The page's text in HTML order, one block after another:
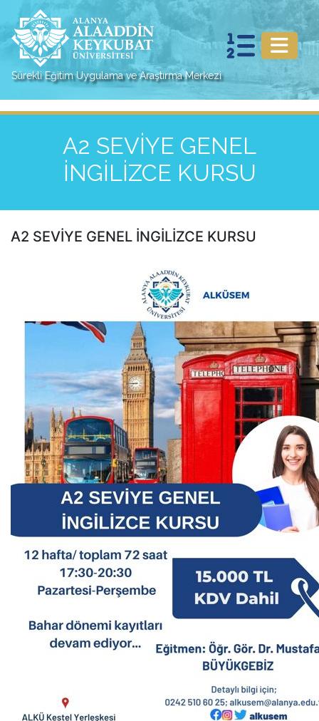
Sürekli Eğitim Uygulama ve Araştırma Merkezi
A2 SEVİYE GENEL
İNGİLİZCE KURSU
A2 SEVİYE GENEL İNGİLİZCE KURSU